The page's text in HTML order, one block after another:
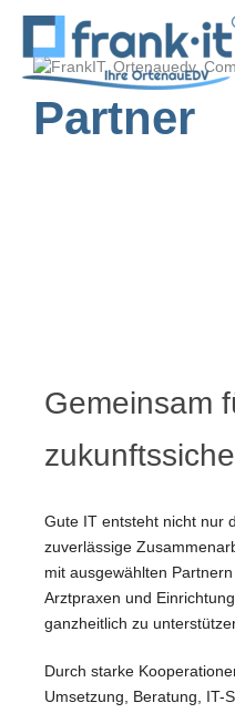
springen
Partner
Gemeinsam
Gute IT entsteht nicht nur
zuverlässige
mit ausgewählten
Arztpraxen und
ganzheitlich zu
Durch starke
Umsetzung, Beratung, IT-